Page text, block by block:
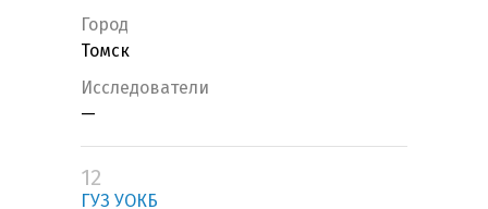
Город
Томск
Исследователи
—
12
ГУЗ УОКБ